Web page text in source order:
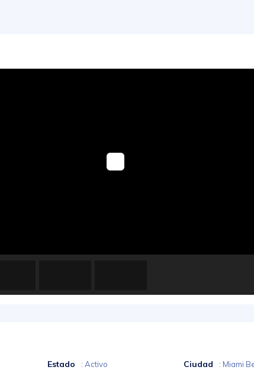
Estado : Activo Ciudad : Miami